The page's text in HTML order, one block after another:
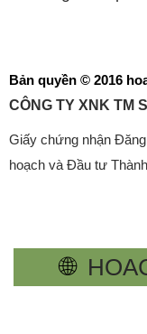
Bản quyền © 2016
CÔNG TY XNK TM
Giấy chứng nhận
hoạch và Đầu tư
🌐